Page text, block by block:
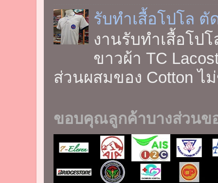
รับทำเสื้อโปโล ตั
งานรับทำเสื้อโป
ขาวผ้า TC
ส่วนผสมของ Cotton ไ
ขอบคุณลูกค้าบางส่วนขอ